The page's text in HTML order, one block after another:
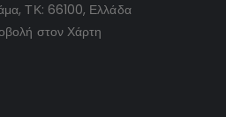
ΤΚ: 66100, Ελλάδα
στον Χάρτη